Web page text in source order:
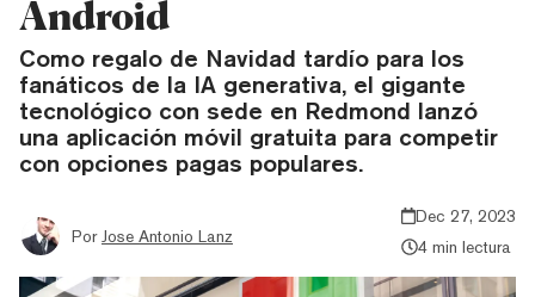
Android
Como regalo de Navidad tardío para los
fanáticos de la IA generativa, el gigante
tecnológico con sede en Redmond lanzó
una aplicación móvil gratuita para competir
con opciones pagas populares.
Por Jose Antonio Lanz
Dec 27, 2023
4 min lectura